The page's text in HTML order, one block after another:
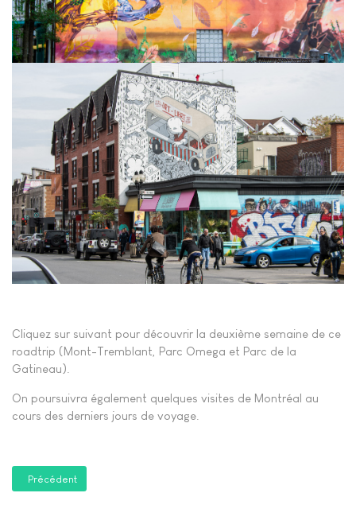
Cliquez sur suivant pour découvrir la deuxième semaine de ce
roadtrip (Mont-Tremblant, Parc Omega et Parc de la
Gatineau).
On poursuivra également quelques visites de Montréal au
cours des derniers jours de voyage.
Article précédent : Roadtrip Canada, Québec, parc Omega,
Précédent